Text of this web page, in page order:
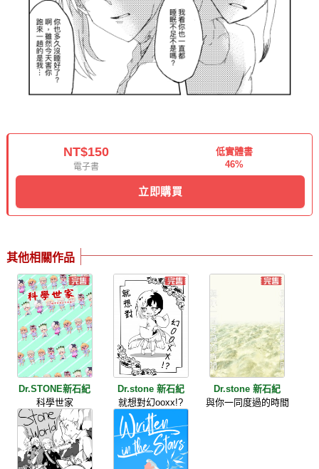
NT$150
電子書
低實體書
46%
立即購買
其他相關作品
Dr.STONE新石紀
科學世家
Dr.stone 新石紀
就想對幻ooxx!?
Dr.stone 新石紀
與你一同度過的時間